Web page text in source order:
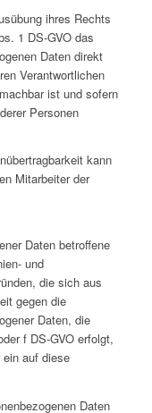
ihres Rechts
1 DS-GVO das
Daten direkt
Verantwortlichen
ist und sofern
Personen
kann
Mitarbeiter der
Daten betroffene
und
die sich aus
gegen die
Daten, die
f DS-GVO erfolgt,
auf diese
Daten